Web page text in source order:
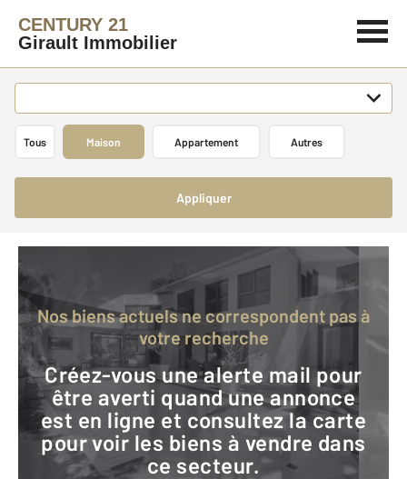
CENTURY 21
Girault Immobilier
Tous Maison Appartement Autres
Appliquer
Nos biens actuels ne correspondent pas à
votre recherche
Créez-vous une alerte mail pour
être averti quand une annonce
est en ligne et consultez la carte
pour voir les biens à vendre dans
ce secteur.